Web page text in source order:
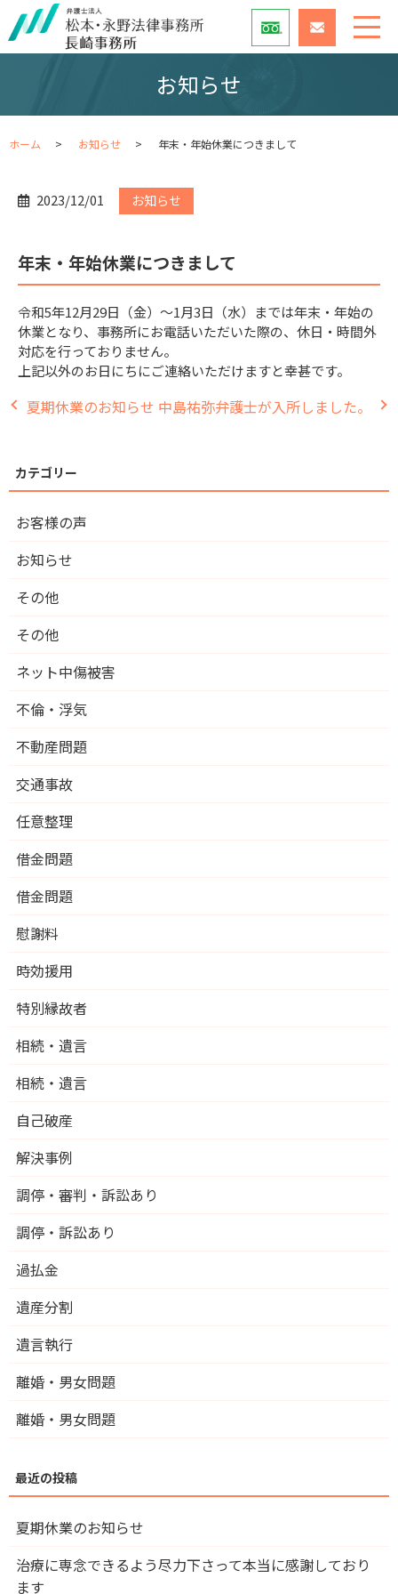
お知らせ
ホーム お知らせ 年末・年始休業につきまして
2023/12/01 お知らせ
年末・年始休業につきまして
令和5年12月29日（金）～1月3日（水）までは年末・年始の
休業となり、事務所にお電話いただいた際の、休日・時間外
対応を行っておりません。
上記以外のお日にちにご連絡いただけますと幸甚です。
夏期休業のお知らせ 中島祐弥弁護士が入所しました。
お客様の声
お知らせ
その他
その他
ネット中傷被害
不倫・浮気
不動産問題
交通事故
任意整理
借金問題
借金問題
慰謝料
時効援用
特別縁故者
相続・遺言
相続・遺言
自己破産
解決事例
調停・審判・訴訟あり
調停・訴訟あり
過払金
遺産分割
遺言執行
離婚・男女問題
離婚・男女問題
夏期休業のお知らせ
治療に専念できるよう尽力下さって本当に感謝しており
ます